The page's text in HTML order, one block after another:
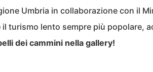
Umbria in collaborazione con il
turismo lento sempre più popolare,
dei cammini nella gallery!